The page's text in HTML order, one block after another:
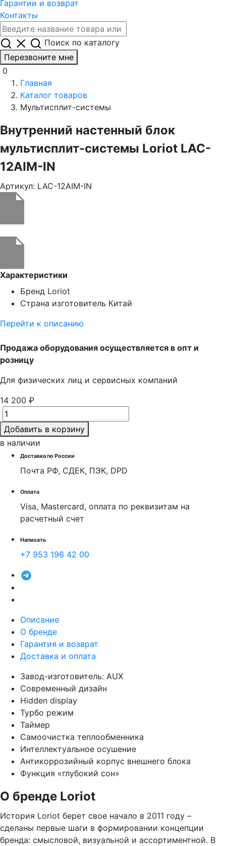
Гарантии и возврат
Контакты
Поиск по каталогу
Перезвоните мне
0
Главная
Каталог товаров
Мультисплит-системы
Внутренний настенный блок
мультисплит-системы Loriot LAC-
12AIM-IN
Артикул: LAC-12AIM-IN
Характеристики
Бренд Loriot
Страна изготовитель Китай
Перейти к описанию
Продажа оборудования осуществляется в опт и
розницу
Для физических лиц и cервисных компаний
14 200 ₽
Добавить в корзину
в наличии
Доставка по России
Почта РФ, СДЕК, ПЭК, DPD
Оплата
Visa, Mastercard, оплата по реквизитам на
расчетный счет
Написать
+7 953 196 42 00
Описание
О бренде
Гарантия и возврат
Доставка и оплата
Завод-изготовитель: AUX
Современный дизайн
Hidden display
Турбо режим
Таймер
Самоочистка теплообменника
Интеллектуальное осушение
Антикоррозийный корпус внешнего блока
Функция «глубокий сон»
О бренде Loriot
История Loriot берет свое начало в 2011 году –
сделаны первые шаги в формировании концепции
бренда: смысловой, визуальной и ассортиментной. В